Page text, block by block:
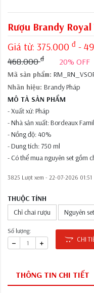
Rượu Brandy Royal
Giá từ: 375.000 đ -
468.000đ 20% OFF
Mã sản phẩm:
Nhãn hiệu: Brandy Pháp
MÔ TẢ SẢN PHẨM
- Xuất xứ: Pháp
- Nhà sản xuất: Bordeaux
- Nồng độ: 40%
- Dung tích: 750 ml
- Có thể mua nguyên set gồm
3825 Lượt xem - 22-07-2026 01:51
THUỘC TÍNH
Chỉ chai rượu
Nguyên set
Số lượng:
CHI
THÔNG TIN CHI TIẾT